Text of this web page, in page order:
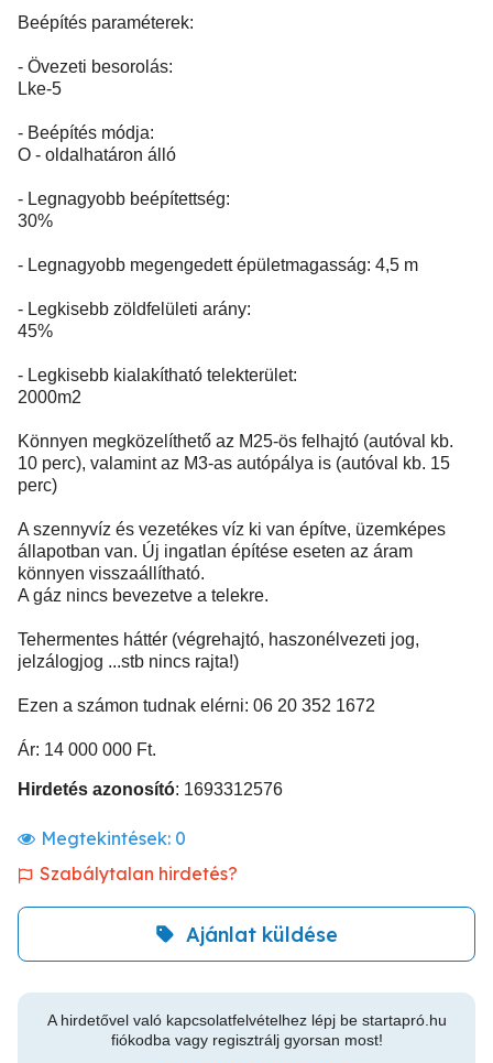
Beépítés paraméterek:
- Övezeti besorolás:
Lke-5
- Beépítés módja:
O - oldalhatáron álló
- Legnagyobb beépítettség:
30%
- Legnagyobb megengedett épületmagasság: 4,5 m
- Legkisebb zöldfelületi arány:
45%
- Legkisebb kialakítható telekterület:
2000m2
Könnyen megközelíthető az M25-ös felhajtó (autóval kb.
10 perc), valamint az M3-as autópálya is (autóval kb. 15
perc)
A szennyvíz és vezetékes víz ki van építve, üzemképes
állapotban van. Új ingatlan építése eseten az áram
könnyen visszaállítható.
A gáz nincs bevezetve a telekre.
Tehermentes háttér (végrehajtó, haszonélvezeti jog,
jelzálogjog ...stb nincs rajta!)
Ezen a számon tudnak elérni: 06 20 352 1672
Ár: 14 000 000 Ft.
Hirdetés azonosító: 1693312576
Megtekintések: 0
Szabálytalan hirdetés?
Ajánlat küldése
A hirdetővel való kapcsolatfelvételhez lépj be startapró.hu
fiókodba vagy regisztrálj gyorsan most!